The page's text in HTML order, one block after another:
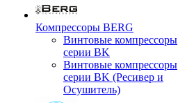
Компрессоры BERG
Винтовые компрессоры
серии BK
Винтовые компрессоры
серии BK (Ресивер и
Осушитель)